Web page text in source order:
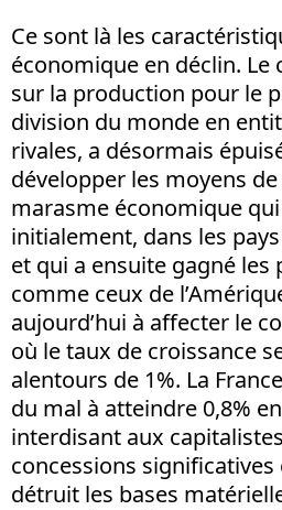
Ce sont là les
économique en déclin. Le
sur la production pour le
division du monde en
rivales, a désormais
développer les moyens
marasme économique qui
initialement, dans les
et qui a ensuite gagné les
comme ceux de
aujourd’hui à affecter le
où le taux de croissance
alentours de 1%. La
du mal à atteindre 0,8%
interdisant aux
concessions
détruit les bases